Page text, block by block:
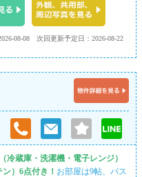
次回更新予定日：2026-08-22
08-08
冷蔵庫・洗濯機・電子レンジ）
）6点付き！ お部屋は9帖、バス